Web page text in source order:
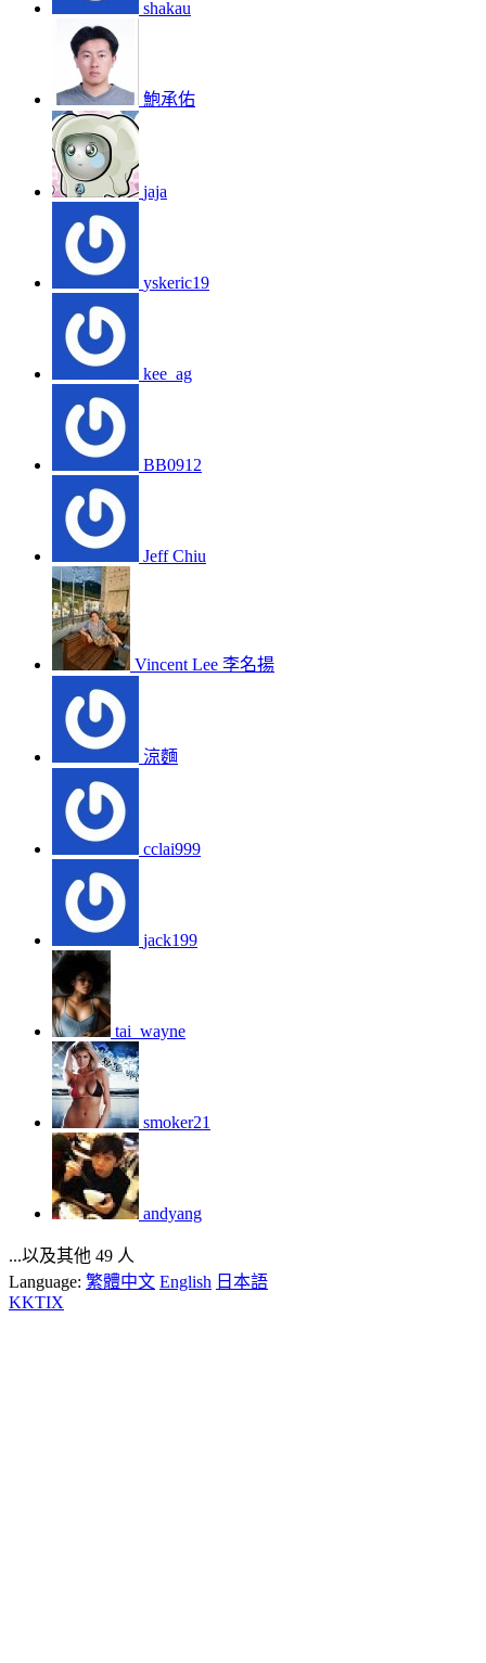
shakau
鮑承佑
jaja
yskeric19
kee_ag
BB0912
Jeff Chiu
Vincent Lee 李名揚
涼麵
cclai999
jack199
tai_wayne
smoker21
andyang
...以及其他 49 人
Language: 繁體中文 English 日本語
KKTIX